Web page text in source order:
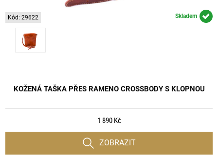
Kód: 29622 Skladem
KOŽENÁ TAŠKA PŘES RAMENO CROSSBODY S KLOPNOU
1 890 Kč
ZOBRAZIT